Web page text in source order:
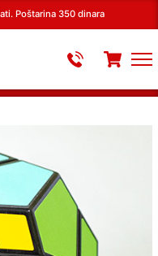
Poštarina 350 dinara